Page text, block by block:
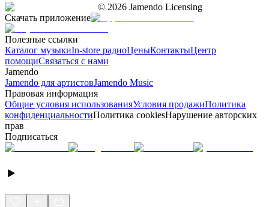
© 2026 Jamendo Licensing
Скачать приложение
Полезные ссылки
Каталог музыкиIn-store радиоЦеныКонтактыЦентр
помощиСвязаться с нами
Jamendo
Jamendo для артистовJamendo Music
Правовая информация
Общие условия использованияУсловия продажиПолитика
конфиденциальностиПолитика cookiesНарушение авторских
прав
Подписаться